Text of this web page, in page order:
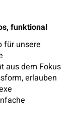
funktional
für unsere
aus dem Fokus
erlauben